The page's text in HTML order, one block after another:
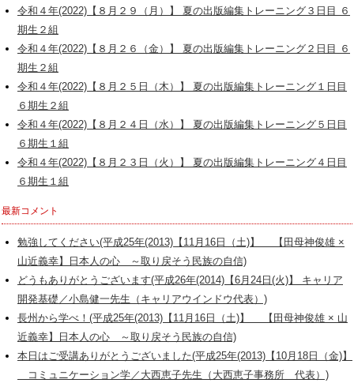
令和４年(2022)【８月２９（月）】 夏の出版編集トレーニング３日目 ６
期生２組
令和４年(2022)【８月２６（金）】 夏の出版編集トレーニング２日目 ６
期生２組
令和４年(2022)【８月２５日（木）】 夏の出版編集トレーニング１日目
６期生２組
令和４年(2022)【８月２４日（水）】 夏の出版編集トレーニング５日目
６期生１組
令和４年(2022)【８月２３日（火）】 夏の出版編集トレーニング４日目
６期生１組
最新コメント
勉強してください(平成25年(2013)【11月16日（土)】 【田母神俊雄 ×
山近義幸】日本人の心 ～取り戻そう民族の自信)
どうもありがとうございます(平成26年(2014)【6月24日(火)】 キャリア
開発基礎／小島健一先生（キャリアウインドウ代表）)
長州から学べ！(平成25年(2013)【11月16日（土)】 【田母神俊雄 × 山
近義幸】日本人の心 ～取り戻そう民族の自信)
本日はご受講ありがとうございました(平成25年(2013)【10月18日（金)】
コミュニケーション学／大西恵子先生（大西恵子事務所 代表）)